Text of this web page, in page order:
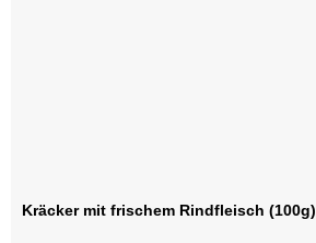
Kräcker mit frischem Rindfleisch (100g)